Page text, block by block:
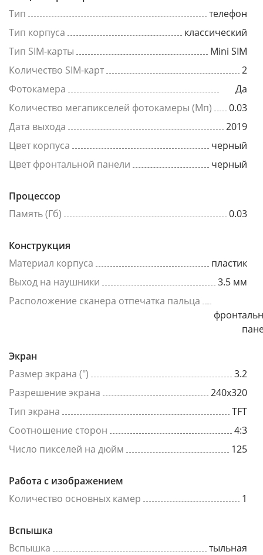
Тип
телефон
Тип корпуса
классический
Тип SIM-карты
Mini SIM
Количество SIM-карт
2
Фотокамера
Да
Количество мегапикселей фотокамеры (Мп)
0.03
Дата выхода
2019
Цвет корпуса
черный
Цвет фронтальной панели
черный
Процессор
Память (Гб)
0.03
Конструкция
Материал корпуса
пластик
Выход на наушники
3.5 мм
Расположение сканера отпечатка пальца
Экран
Размер экрана (")
3.2
Разрешение экрана
240x320
Тип экрана
TFT
Соотношение сторон
4:3
Число пикселей на дюйм
125
Работа с изображением
Количество основных камер
1
Вспышка
Вспышка
тыльная